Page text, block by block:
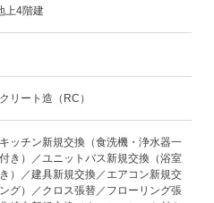
上4階建
リート造（RC）
ッチン新規交換（食洗機・浄水器一
き）／ユニットバス新規交換（浴室
）／建具新規交換／エアコン新規交
グ）／クロス張替／フローリング張